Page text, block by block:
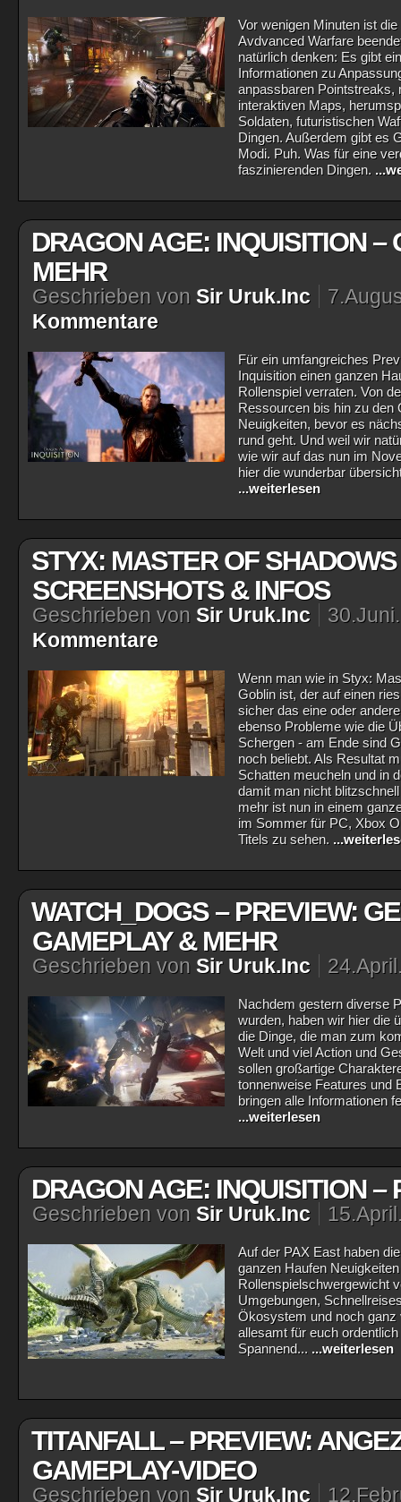
Vor wenigen Minuten ist
Avdvanced Warfare
natürlich denken: Es gibt
Informationen zu
anpassbaren Pointstreaks,
interaktiven Maps,
Soldaten, futuristischen
Dingen. Außerdem gibt es
Modi. Puh. Was für eine
faszinierenden Dingen.
DRAGON AGE: INQUISITION –
MEHR
Geschrieben von Sir Uruk.Inc
Kommentare
Für ein umfangreiches
Inquisition einen ganzen
Rollenspiel verraten. Von
Ressourcen bis hin zu den
Neuigkeiten, bevor es
rund geht. Und weil wir
wie wir auf das nun im
hier die wunderbar
...weiterlesen
STYX: MASTER OF
SCREENSHOTS & INFOS
Geschrieben von Sir Uruk.Inc
Kommentare
Wenn man wie in Styx:
Goblin ist, der auf einen
sicher das eine oder
ebenso Probleme wie die
Schergen - am Ende sind
noch beliebt. Als Resultat
Schatten meucheln und in
damit man nicht
mehr ist nun in einem
im Sommer für PC, Xbox
Titels zu sehen.
WATCH_DOGS – PREVIEW:
GAMEPLAY & MEHR
Geschrieben von Sir Uruk.Inc
Nachdem gestern diverse
wurden, haben wir hier die
die Dinge, die man zum
Welt und viel Action und
sollen großartige
tonnenweise Features und
bringen alle Informationen
...weiterlesen
DRAGON AGE: INQUISITION –
Geschrieben von Sir Uruk.Inc
Auf der PAX East haben
ganzen Haufen
Rollenspielschwergewicht
Umgebungen,
Ökosystem und noch ganz
allesamt für euch
Spannend... ...weiterlesen
TITANFALL – PREVIEW:
GAMEPLAY-VIDEO
Geschrieben von Sir Uruk.Inc